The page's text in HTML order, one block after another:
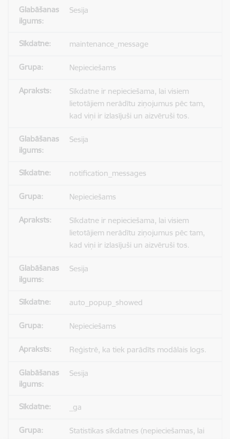
Sesija
maintenance_message
Nepieciešams
Sīkdatne ir nepieciešama, lai visiem
lietotājiem nerādītu ziņojumus pēc tam,
kad viņi ir izlasījuši un aizvēruši tos.
Sesija
notification_messages
Nepieciešams
Sīkdatne ir nepieciešama, lai visiem
lietotājiem nerādītu ziņojumus pēc tam,
kad viņi ir izlasījuši un aizvēruši tos.
Sesija
auto_popup_showed
Nepieciešams
Reģistrē, ka tiek parādīts modālais logs.
Sesija
_ga
Statistikas sīkdatnes (nepieciešamas, lai